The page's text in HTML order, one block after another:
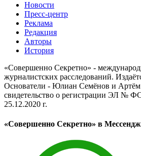
Новости
Пресс-центр
Реклама
Редакция
Авторы
История
«Совершенно Секретно» -
журналистских расследований.
Основатели - Юлиан Семёнов и
свидетельство о регистрации ЭЛ №
25.12.2020 г.
«Совершенно Секретно» в